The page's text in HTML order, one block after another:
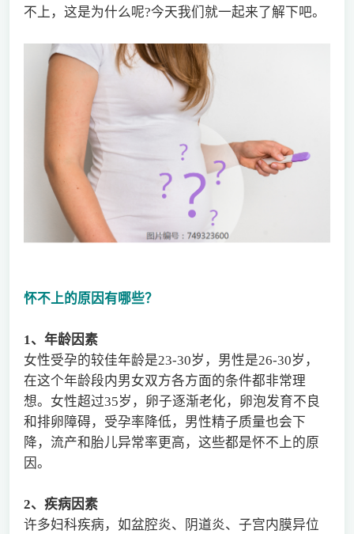
不上，这是为什么呢?今天我们就一起来了解下吧。
怀不上的原因有哪些？
1、年龄因素
女性受孕的较佳年龄是23-30岁，男性是26-30岁，
在这个年龄段内男女双方各方面的条件都非常理
想。女性超过35岁，卵子逐渐老化，卵泡发育不良
和排卵障碍，受孕率降低，男性精子质量也会下
降，流产和胎儿异常率更高，这些都是怀不上的原
因。
2、疾病因素
许多妇科疾病，如盆腔炎、阴道炎、子宫内膜异位